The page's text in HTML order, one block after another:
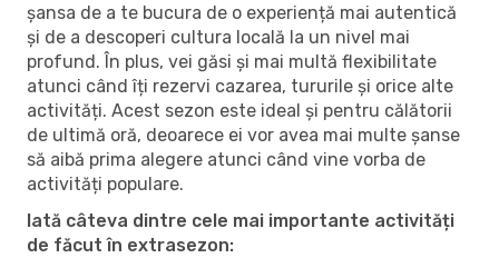
șansa de a te bucura de o experiență mai autentică
și de a descoperi cultura locală la un nivel mai
profund. În plus, vei găsi și mai multă flexibilitate
atunci când îți rezervi cazarea, tururile și orice alte
activități. Acest sezon este ideal și pentru călătorii
de ultimă oră, deoarece ei vor avea mai multe șanse
să aibă prima alegere atunci când vine vorba de
activități populare.
Iată câteva dintre cele mai importante activități
de făcut în extrasezon: